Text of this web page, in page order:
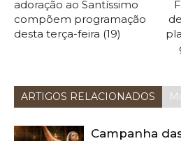
adoração ao Santíssimo
compõem programação
desta terça-feira (19)
ARTIGOS RELACIONADOS
Campanha